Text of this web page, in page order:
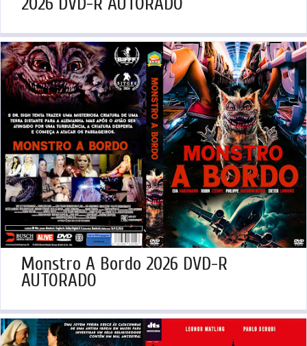
Monstro A Bordo 2026 DVD-R
AUTORADO